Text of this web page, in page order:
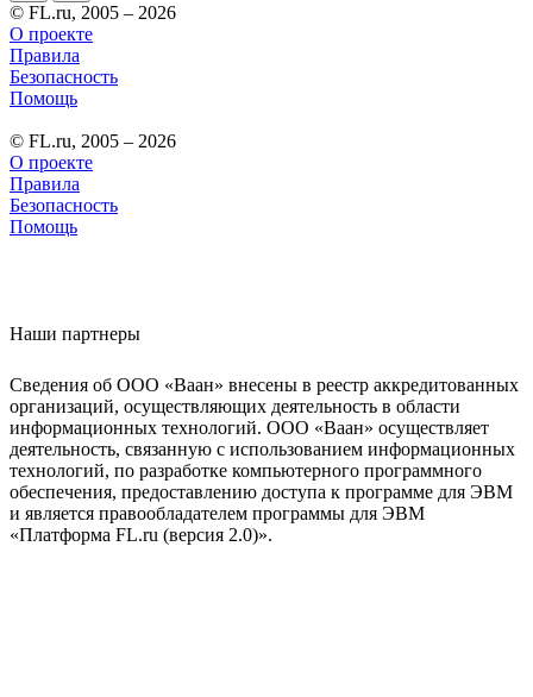
© FL.ru, 2005 – 2026
О проекте
Правила
Безопасность
Помощь
© FL.ru, 2005 – 2026
О проекте
Правила
Безопасность
Помощь
Наши партнеры
Сведения об ООО «Ваан» внесены в реестр аккредитованных
организаций, осуществляющих деятельность в области
информационных технологий. ООО «Ваан» осуществляет
деятельность, связанную с использованием информационных
технологий, по разработке компьютерного программного
обеспечения, предоставлению доступа к программе для ЭВМ
и является правообладателем программы для ЭВМ
«Платформа FL.ru (версия 2.0)».